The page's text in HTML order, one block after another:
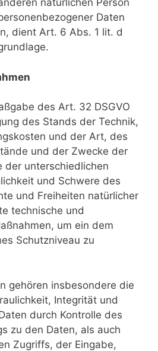
natürlichen Person
Daten
dient Art. 6 Abs. 1 lit. d
des Art. 32 DSGVO
des Stands der Technik,
und der Art, des
und der Zwecke der
der unterschiedlichen
und Schwere des
und Freiheiten natürlicher
technische und
um ein dem
Schutzniveau zu
gehören insbesondere die
Integrität und
durch Kontrolle des
zu den Daten, als auch
Zugriffs, der Eingabe,